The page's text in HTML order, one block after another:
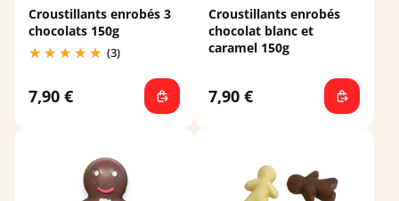
Croustillants enrobés 3
chocolats 150g
(3)
7,90 €
Croustillants enrobés
chocolat blanc et
caramel 150g
7,90 €